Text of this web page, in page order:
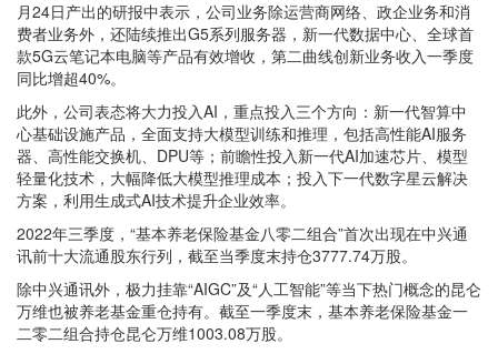
月24日产出的研报中表示，公司业务除运营商网络、政企业务和消
费者业务外，还陆续推出G5系列服务器，新一代数据中心、全球首
款5G云笔记本电脑等产品有效增收，第二曲线创新业务收入一季度
同比增超40%。
此外，公司表态将大力投入AI，重点投入三个方向：新一代智算中
心基础设施产品，全面支持大模型训练和推理，包括高性能AI服务
器、高性能交换机、DPU等；前瞻性投入新一代AI加速芯片、模型
轻量化技术，大幅降低大模型推理成本；投入下一代数字星云解决
方案，利用生成式AI技术提升企业效率。
2022年三季度，“基本养老保险基金八零二组合”首次出现在中兴通
讯前十大流通股东行列，截至当季度末持仓3777.74万股。
除中兴通讯外，极力挂靠“AIGC”及“人工智能”等当下热门概念的昆仑
万维也被养老基金重仓持有。截至一季度末，基本养老保险基金一
二零二组合持仓昆仑万维1003.08万股。